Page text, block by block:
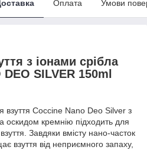
Оплата Умови
з іонами срібла
SILVER 150ml
взуття Coccine Nano Deo Silver з
оскидом кремнію підходить для
Завдяки вмісту нано-часток
взуття від неприємного запаху,